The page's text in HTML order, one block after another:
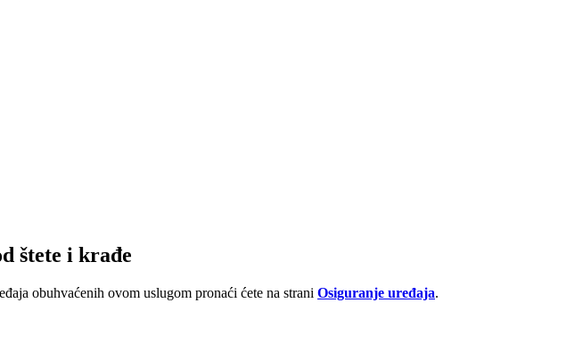
štete i krađe
obuhvaćenih ovom uslugom pronaći ćete na strani Osiguranje uređaja.